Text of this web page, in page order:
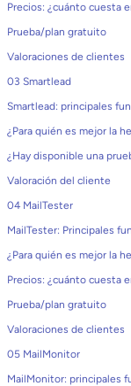
Precios: ¿cuánto cuesta
Prueba/plan gratuito
Valoraciones de clientes
03 Smartlead
Smartlead: principales
¿Para quién es mejor la
¿Hay disponible una
Valoración del cliente
04 MailTester
MailTester: Principales
¿Para quién es mejor la
Precios: ¿cuánto cuesta
Prueba/plan gratuito
Valoraciones de clientes
05 MailMonitor
MailMonitor: principales